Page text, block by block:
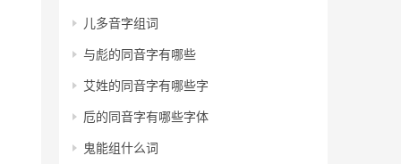
儿多音字组词
与彪的同音字有哪些
艾姓的同音字有哪些字
卮的同音字有哪些字体
鬼能组什么词